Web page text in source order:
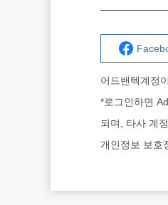
어드밴텍계정
*로그인하면
되며, 타사 계
개인정보 보호